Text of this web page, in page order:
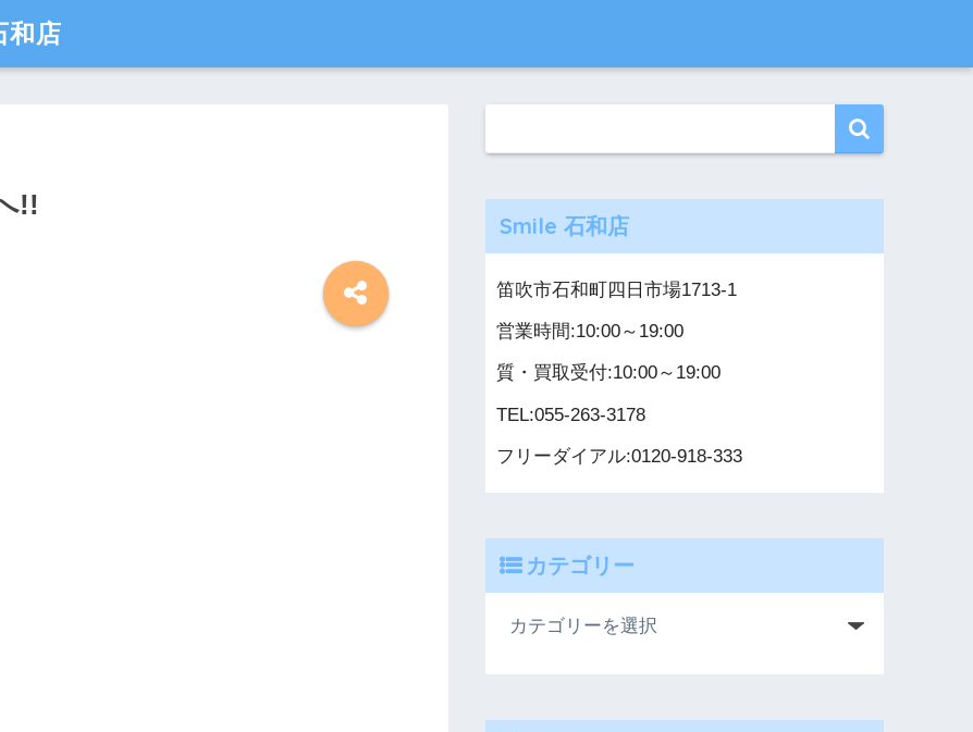
店
!!
Smile 石和店
笛吹市石和町四日市場1713-1
営業時間:10:00～19:00
質・買取受付:10:00～19:00
TEL:055-263-3178
フリーダイアル:0120-918-333
カテゴリー